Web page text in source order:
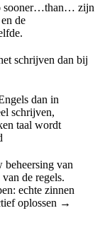
sooner…than… zijn
de
schrijven dan bij
dan in
schrijven,
taal wordt
beheersing van
de regels.
echte zinnen
oplossen →